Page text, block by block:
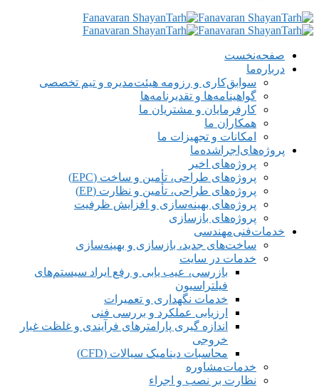
صفحه‌نخست
درباره‌ما
سوابق‌کاری و رزومه هیئت‌مدیره و تیم تخصصی
گواهینامه‌ها و تقدیرنامه‌ها
کارفرمایان و مشتریان ما
همکاران ما
امکانات و تجهیزات ما
پروژه‌های‌اجراشده‌ما
پروژه‌های اخیر
پروژه‌های طراحی، تأمین و ساخت (EPC)
پروژه‌های طراحی، تأمین و نظارت (EP)
پروژه‌های بهینه‌سازی و افزایش ظرفیت
پروژه‌های بازسازی
خدمات‌فنی‌مهندسی
ساخت‌های جدید، بازسازی و بهینه‌سازی
خدمات در سایت
بازرسی، عیب یابی و رفع ایراد سیستم‌های
فیلتراسیون
خدمات نگهداری و تعمیرات
ارزیابی عملکرد و بررسی فنی
اندازه گیری پارامترهای فرآیندی و غلظت غبار
خروجی
محاسبات دینامیک سیالات (CFD)
خدمات‌مشاوره
نظارت بر نصب و اجراء